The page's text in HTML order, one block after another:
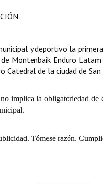
y deportivo la
Montenbaik Enduro Latam
Catedral de la ciudad de
implica la obligatoriedad de
Tómese razón.